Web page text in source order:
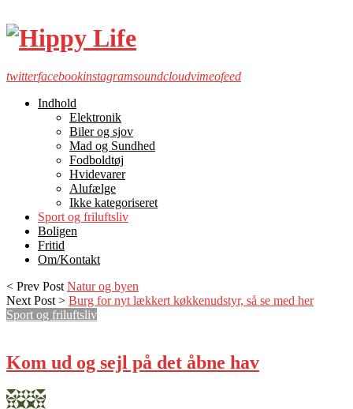
twitterfacebookinstagramsoundcloudvimeofeed
Indhold
Elektronik
Biler og sjov
Mad og Sundhed
Fodboldtøj
Hvidevarer
Alufælge
Ikke kategoriseret
Sport og friluftsliv
Boligen
Fritid
Om/Kontakt
< Prev Post Natur og byen
Next Post > Burg for nyt lækkert køkkenudstyr, så se med her
Sport og friluftsliv
Kom ud og sejl på det åbne hav